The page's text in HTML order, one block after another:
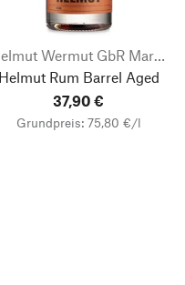
Helmut Wermut GbR Markus Weiß
Helmut Rum Barrel Aged
37,90 €
Grundpreis: 75,80 €/l